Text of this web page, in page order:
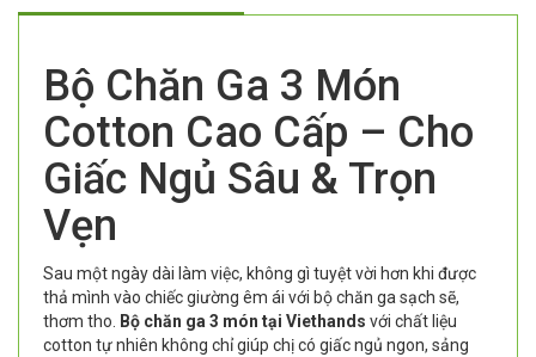
Bộ Chăn Ga 3 Món
Cotton Cao Cấp – Cho
Giấc Ngủ Sâu & Trọn
Vẹn
Sau một ngày dài làm việc, không gì tuyệt vời hơn khi được
thả mình vào chiếc giường êm ái với bộ chăn ga sạch sẽ,
thơm tho. Bộ chăn ga 3 món tại Viethands với chất liệu
cotton tự nhiên không chỉ giúp chị có giấc ngủ ngon, sảng